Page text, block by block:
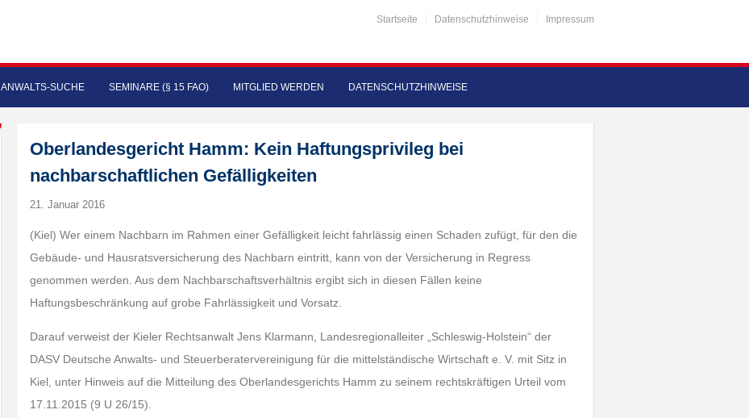
Startseite Datenschutzhinweise Impressum
ANWALTS-SUCHE SEMINARE (§ 15 FAO) MITGLIED WERDEN DATENSCHUTZHINWEISE
Oberlandesgericht Hamm: Kein Haftungsprivileg bei
nachbarschaftlichen Gefälligkeiten
21. Januar 2016
(Kiel) Wer einem Nachbarn im Rahmen einer Gefälligkeit leicht fahrlässig einen Schaden zufügt, für den die
Gebäude- und Hausratsversicherung des Nachbarn eintritt, kann von der Versicherung in Regress
genommen werden. Aus dem Nachbarschaftsverhältnis ergibt sich in diesen Fällen keine
Haftungsbeschränkung auf grobe Fahrlässigkeit und Vorsatz.
Darauf verweist der Kieler Rechtsanwalt Jens Klarmann, Landesregionalleiter „Schleswig-Holstein“ der
DASV Deutsche Anwalts- und Steuerberatervereinigung für die mittelständische Wirtschaft e. V. mit Sitz in
Kiel, unter Hinweis auf die Mitteilung des Oberlandesgerichts Hamm zu seinem rechtskräftigen Urteil vom
17.11.2015 (9 U 26/15).